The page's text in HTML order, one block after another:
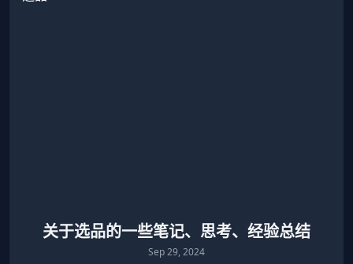
关于选品的一些笔记、思考、经验总结
Sep 29, 2024